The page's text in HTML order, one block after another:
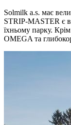
Solmilk a.s. має
STRIP-MASTER є
їхньому парку.
OMEGA та